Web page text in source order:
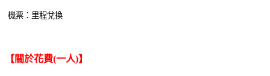
機票 ：里程兌換
【關於花費(一人)】